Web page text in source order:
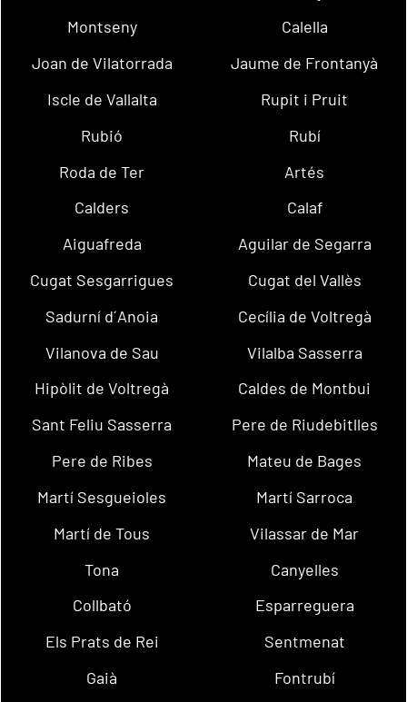
Montseny
Calella
Joan de Vilatorrada
Jaume de Frontanyà
Iscle de Vallalta
Rupit i Pruit
Rubió
Rubí
Roda de Ter
Artés
Calders
Calaf
Aiguafreda
Aguilar de Segarra
Cugat Sesgarrigues
Cugat del Vallès
Sadurní d´Anoia
Cecília de Voltregà
Vilanova de Sau
Vilalba Sasserra
Hipòlit de Voltregà
Caldes de Montbui
Sant Feliu Sasserra
Pere de Riudebitlles
Pere de Ribes
Mateu de Bages
Martí Sesgueioles
Martí Sarroca
Martí de Tous
Vilassar de Mar
Tona
Canyelles
Collbató
Esparreguera
Els Prats de Rei
Sentmenat
Gaià
Fontrubí